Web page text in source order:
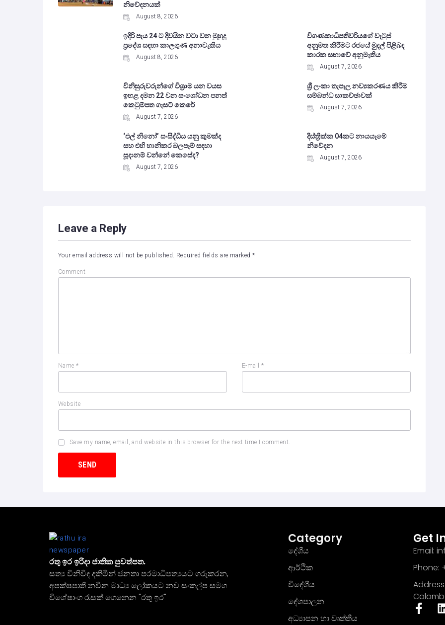
නිවේදනයක්
August 8, 2026
ඉදිරි පැය 24 ට දිවයින වටා වන මුහුදු
ප්‍රදේශ සඳහා කාලගුණ අනාවැකිය
August 8, 2026
විගණකාධිපතිවරියගේ වැටුප්
අනුමත කිරීමට රජයේ මුදල් පිළිබඳ
කාරක සභාවේ අනුමැතිය
August 7, 2026
විනිසුරුවරුන්ගේ විශ්‍රාම යන වයස
ඉහළ දමන 22 වන සංශෝධන පනත්
කෙටුම්පත ගැසට් කෙරේ
August 7, 2026
ශ්‍රී ලංකා තැපෑල නව්‍යකරණය කිරීම
සම්බන්ධ සාකච්ඡාවක්
August 7, 2026
‘එල් නිනෝ’ සංසිද්ධිය යනු කුමක්ද
සහ එහි හානිකර බලපෑම් සඳහා
සූදානම් වන්නේ කෙසේද?
August 7, 2026
දිස්ත්‍රික්ක 04කට නායයෑමේ
නිවේදන
August 7, 2026
Leave a Reply
Your email address will not be published. Required fields are marked*
Comment
Name* E-mail*
Website
Save my name, email, and website in this browser for the next time I comment.
රතු ඉර ඉරිදා ජාතික පුවත්පත.
සත්‍ය විනිවිද දකිමින් ජනතා පරමාධිපත්‍යයට ගරුකරන,
අපක්ෂපාතී නවීන මාධ්‍ය ලෝකයට නව සංකල්ප සමග
විශේෂාංග රැසක් ගෙනෙන "රතු ඉර"
Get
Email:
Phone:
Category
දේශීය
ආර්ථික
විදේශීය
දේශපාලන
අධ්‍යාපන හා වෘත්තීය